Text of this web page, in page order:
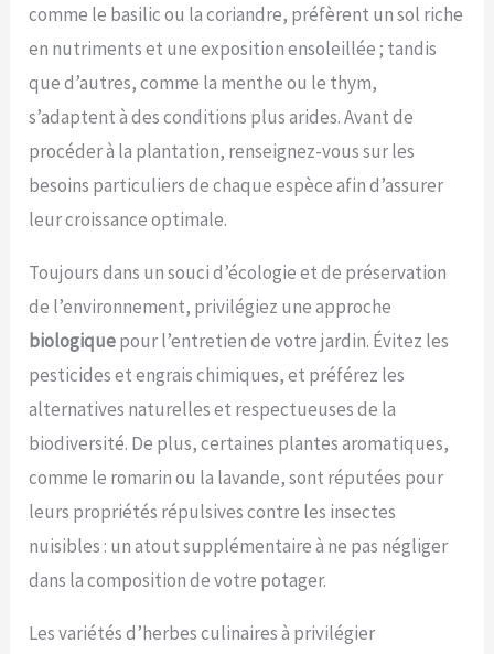
comme le basilic ou la coriandre, préfèrent un sol riche
en nutriments et une exposition ensoleillée ; tandis
que d’autres, comme la menthe ou le thym,
s’adaptent à des conditions plus arides. Avant de
procéder à la plantation, renseignez-vous sur les
besoins particuliers de chaque espèce afin d’assurer
leur croissance optimale.
Toujours dans un souci d’écologie et de préservation
de l’environnement, privilégiez une approche
biologiquepour l’entretien de votre jardin. Évitez les
pesticides et engrais chimiques, et préférez les
alternatives naturelles et respectueuses de la
biodiversité. De plus, certaines plantes aromatiques,
comme le romarin ou la lavande, sont réputées pour
leurs propriétés répulsives contre les insectes
nuisibles : un atout supplémentaire à ne pas négliger
dans la composition de votre potager.
Les variétés d’herbes culinaires à privilégier